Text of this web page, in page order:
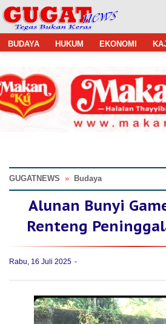
BUDAYA HUKUM EKONOMI
GUGATNEWS » Budaya
Alunan Bunyi
Renteng
Rabu, 16 Juli 2025